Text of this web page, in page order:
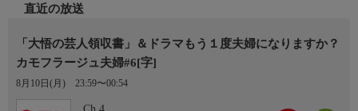
直近の放送
「大悟の芸人領収書」＆ドラマもう１度夫婦になりますか？
カモフラージュ夫婦#6[字]
8月10日(月) 23:59〜00:54